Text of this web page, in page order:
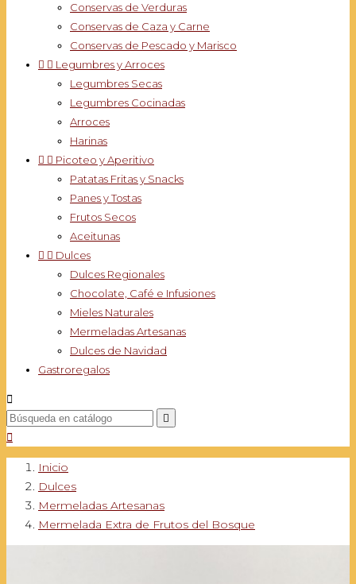
Conservas de Verduras
Conservas de Caza y Carne
Conservas de Pescado y Marisco
  Legumbres y Arroces
Legumbres Secas
Legumbres Cocinadas
Arroces
Harinas
  Picoteo y Aperitivo
Patatas Fritas y Snacks
Panes y Tostas
Frutos Secos
Aceitunas
  Dulces
Dulces Regionales
Chocolate, Café e Infusiones
Mieles Naturales
Mermeladas Artesanas
Dulces de Navidad
Gastroregalos



Inicio
Dulces
Mermeladas Artesanas
Mermelada Extra de Frutos del Bosque